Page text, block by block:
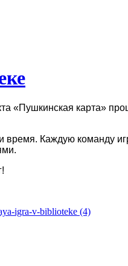
«Пушкинская карта»
время. Каждую команду